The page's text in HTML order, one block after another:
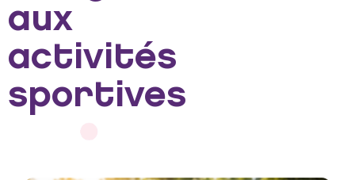
aux
activités
sportives